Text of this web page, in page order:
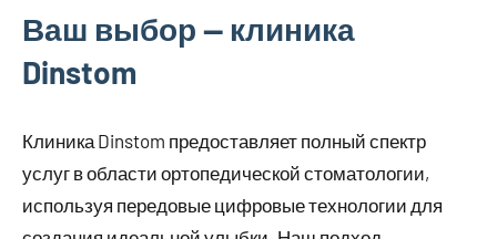
Ваш выбор — клиника
Dinstom
Клиника Dinstom предоставляет полный спектр
услуг в области ортопедической стоматологии,
используя передовые цифровые технологии для